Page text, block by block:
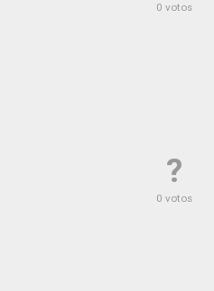
0 votos
?
0 votos